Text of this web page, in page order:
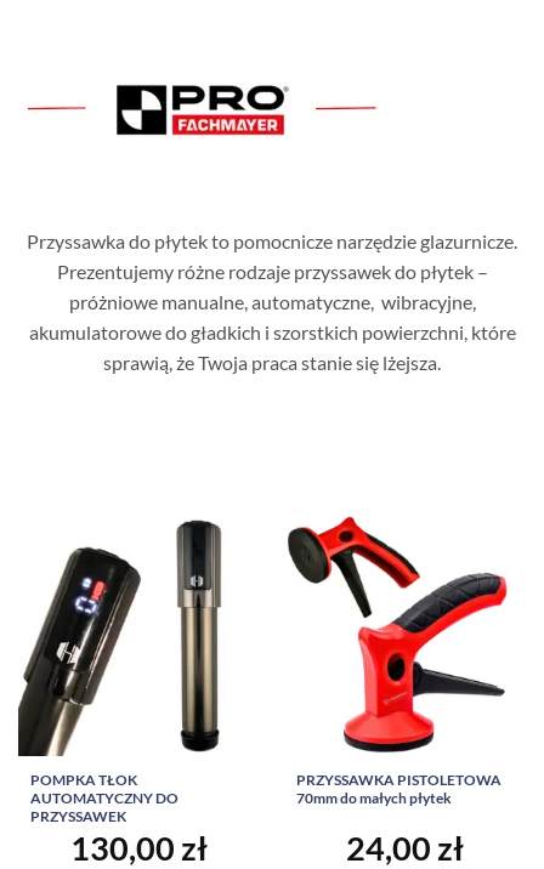
Przyssawka do płytek to pomocnicze narzędzie glazurnicze.
Prezentujemy różne rodzaje przyssawek do płytek –
próżniowe manualne, automatyczne, wibracyjne,
akumulatorowe do gładkich i szorstkich powierzchni, które
sprawią, że Twoja praca stanie się lżejsza.
POMPKA TŁOK
AUTOMATYCZNY DO
PRZYSSAWEK
130,00 zł
PRZYSSAWKA PISTOLETOWA
70mm do małych płytek
24,00 zł